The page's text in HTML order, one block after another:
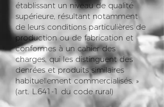
établissant un niveau de qualité
supérieure, résultant notamment
de leurs conditions particulières de
production ou de fabrication et
conformes à un cahier des
charges, qui les distinguent des
denrées et produits similaires
habituellement commercialisés. »
(art. L.641-1 du code rural)